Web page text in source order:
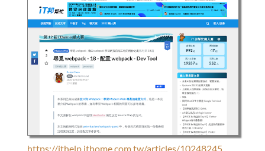
https://ithelp.ithome.com.tw/articles/10248245